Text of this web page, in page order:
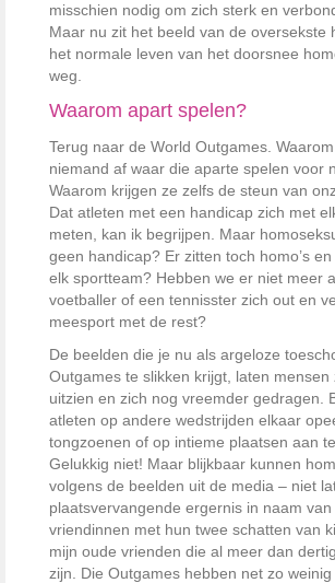
misschien nodig om zich sterk en
Maar nu zit het beeld van de oversekste
het normale leven van het doorsnee
weg.
Waarom apart spelen?
Terug naar de World Outgames.
niemand af waar die aparte spelen voor
Waarom krijgen ze zelfs de steun van
Dat atleten met een handicap zich met
meten, kan ik begrijpen. Maar
geen handicap? Er zitten toch homo’s
elk sportteam? Hebben we er niet meer
voetballer of een tennisster zich out en
meesport met de rest?
De beelden die je nu als argeloze
Outgames te slikken krijgt, laten
uitzien en zich nog vreemder gedragen.
atleten op andere wedstrijden elkaar
tongzoenen of op intieme plaatsen aan
Gelukkig niet! Maar blijkbaar kunnen
volgens de beelden uit de media – niet
plaatsvervangende ergernis in naam
vriendinnen met hun twee schatten van
mijn oude vrienden die al meer dan
zijn. Die Outgames hebben net zo